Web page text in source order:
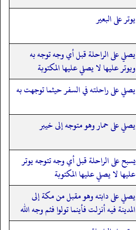
يوتر على البعير
يصلي على الراحلة قبل أي وجه توجه به
ويوتر عليها لا يصلي عليها المكتوبة
يصلي على راحلته في السفر حيثما توجهت به
يصلي على حمار وهو متوجه إلى خيبر
يسبح على الراحلة قبل أي وجه تتوجه يوتر
عليها لا يصلي عليها المكتوبة
يصلي على دابته وهو مقبل من مكة إلى
المدينة فيه أنزلت فأينما تولوا فثم وجه الله